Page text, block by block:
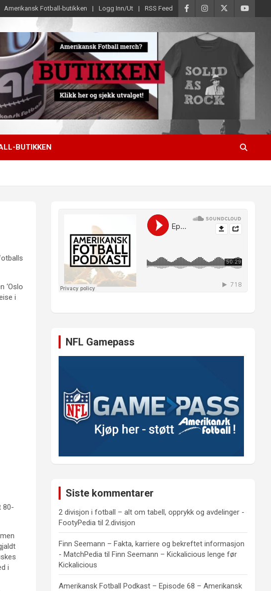
Amerikansk Fotball-butikken Logg Inn/Ut RSS Feed
BUTIKKEN
‘Oslo
i
80-
i
NFL Gamepass
Siste kommentarer
2 divisjon i fotball – alt om tabell, opprykk og avdelinger -
FootyPedia til2.divisjon
Finn Seemann – Fakta, karriere og bekreftet informasjon
- MatchPedia tilFinn Seemann – Kickalicious lenge før
Kickalicious
Amerikansk Fotball Podkast – Episode 68 – Amerikansk